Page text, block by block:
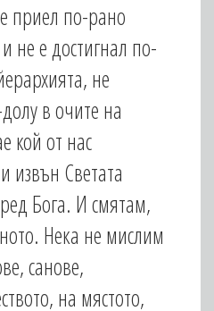
приел по-рано
не е достигнал по-
не
в очите на
кой от нас
извън Светата
Бога. И смятам,
Нека не мислим
санове,
на мястото,